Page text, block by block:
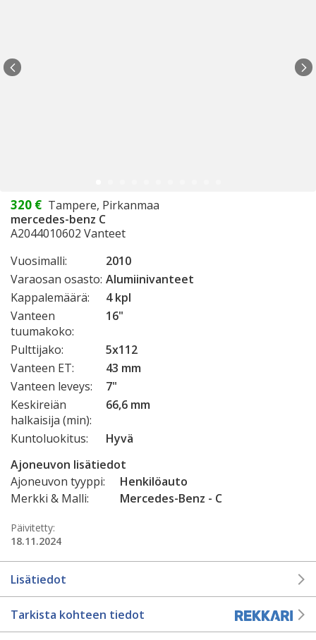
320 € Tampere, Pirkanmaa
mercedes-benz C
A2044010602 Vanteet
Vuosimalli:
2010
Varaosan osasto: Alumiinivanteet
Kappalemäärä:
4 kpl
Vanteen
tuumakoko:
16"
Pulttijako:
5x112
Vanteen ET:
43 mm
Vanteen leveys:
7"
Keskireiän
halkaisija (min):
66,6 mm
Kuntoluokitus:
Hyvä
Ajoneuvon lisätiedot
Ajoneuvon tyyppi:
Henkilöauto
Merkki & Malli:
Mercedes-Benz - C
Päivitetty:
18.11.2024
Lisätiedot
Tarkista kohteen tiedot